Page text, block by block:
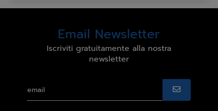
Email Newsletter
Iscriviti gratuitamente alla nostra
newsletter